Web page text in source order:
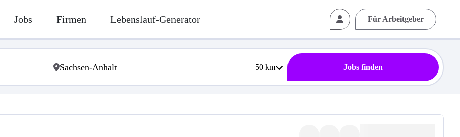
Jobs Firmen Lebenslauf-Generator Für Arbeitgeber
50km Jobs finden